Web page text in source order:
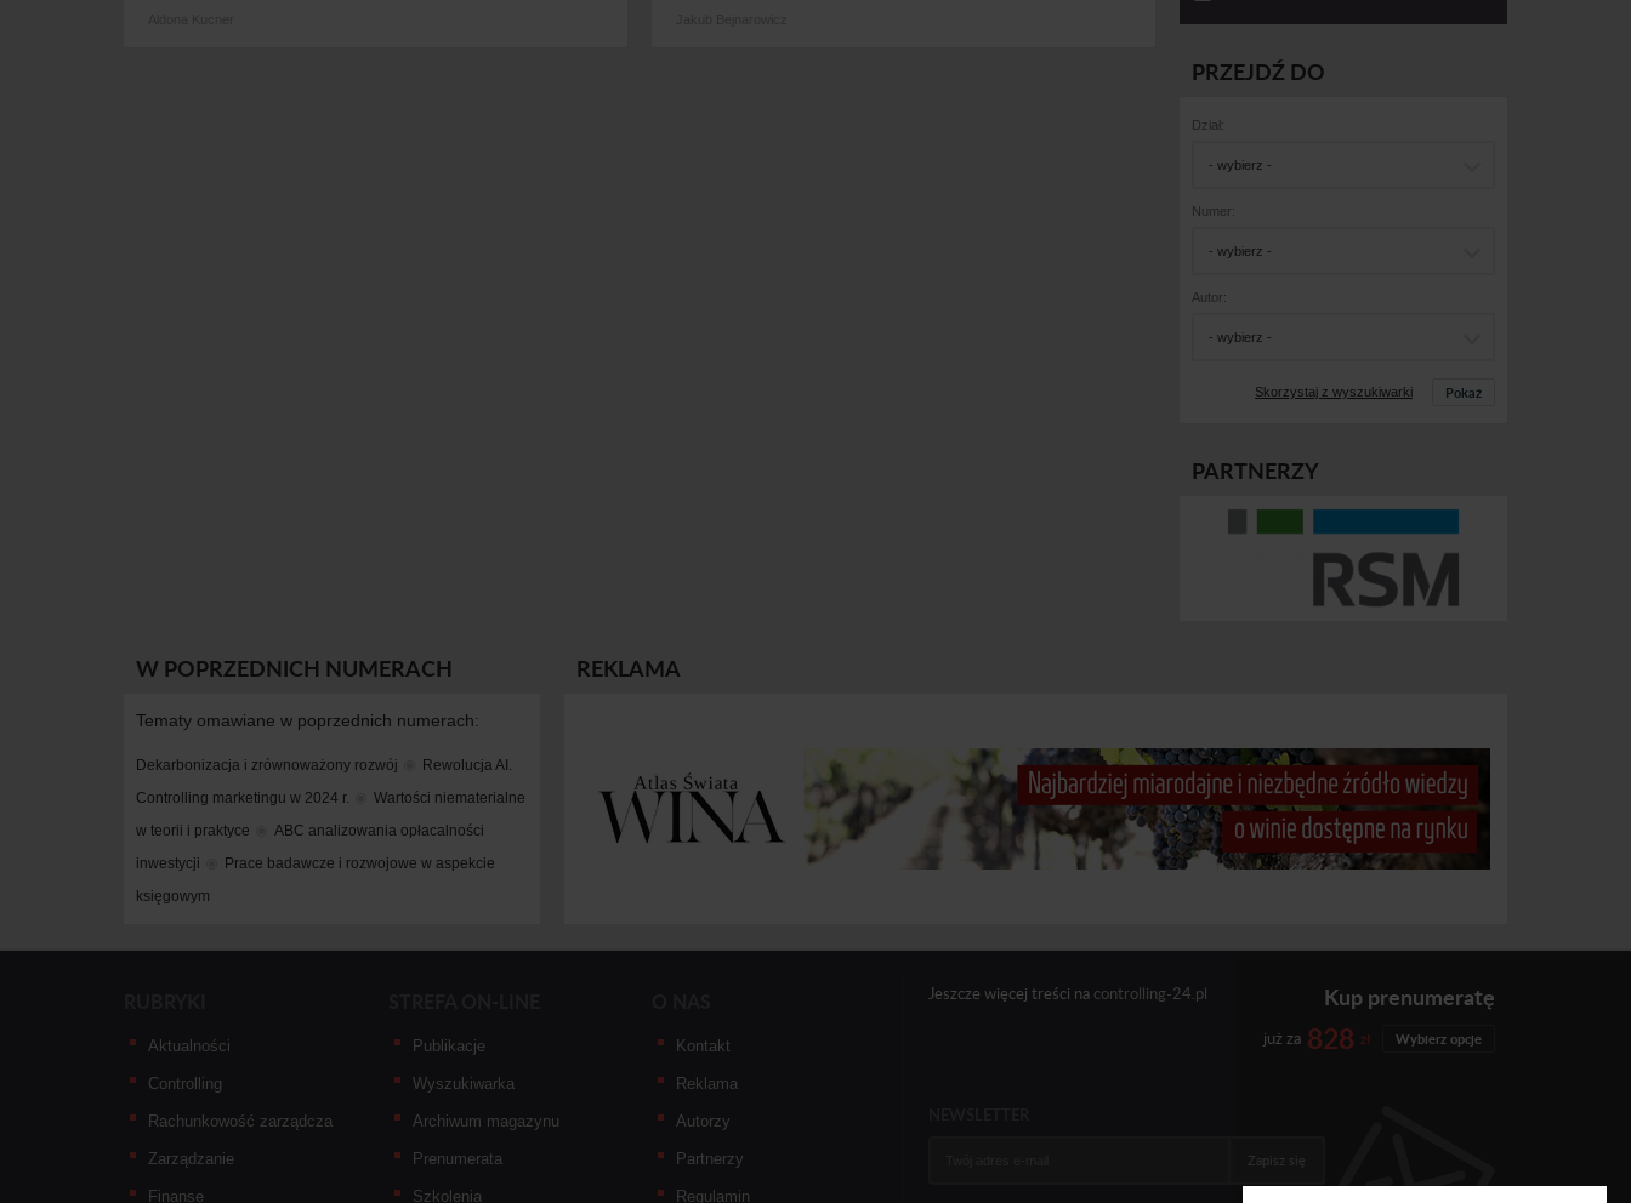
PRZEJDŹ DO
Dział:
- wybierz -
Numer:
- wybierz -
Autor:
- wybierz -
Skorzystaj z wyszukiwarki Pokaż
PARTNERZY
W POPRZEDNICH NUMERACH
Tematy omawiane w poprzednich numerach:
Dekarbonizacja i zrównoważony rozwój
Rewolucja AI.
Controlling marketingu w 2024 r.
Wartości niematerialne
w teorii i praktyce
ABC analizowania opłacalności
inwestycji
Prace badawcze i rozwojowe w aspekcie
księgowym
REKLAMA
Aktualności
Controlling
Rachunkowość zarządcza
Zarządzanie
Finanse
Publikacje
Wyszukiwarka
Archiwum magazynu
Prenumerata
Szkolenia
Kontakt
Reklama
Autorzy
Partnerzy
Regulamin
Jeszcze więcej treści na controlling-24.pl Kup prenumeratę
już za 828 zł Wybierz opcje
Zapisz się